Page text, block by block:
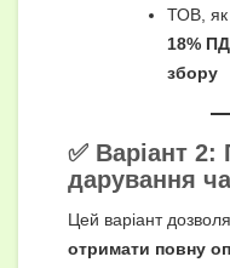
ТОВ, як
18%
збору
✅ Варіант
дарування
Цей варіант
отримати повну